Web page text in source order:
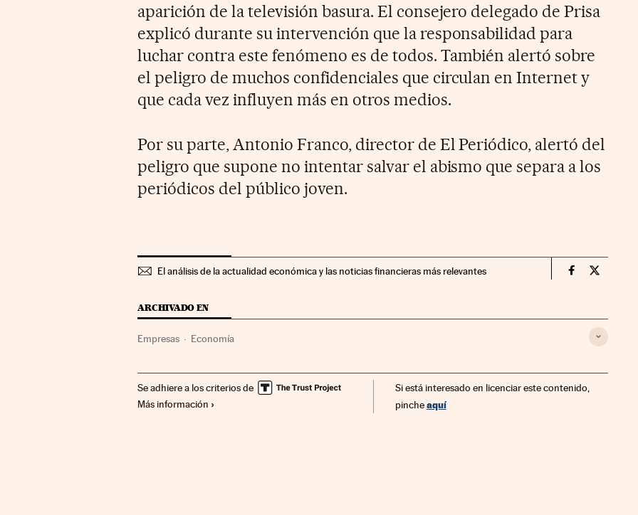
aparición de la televisión basura. El consejero delegado de Prisa
explicó durante su intervención que la responsabilidad para
luchar contra este fenómeno es de todos. También alertó sobre
el peligro de muchos confidenciales que circulan en Internet y
que cada vez influyen más en otros medios.
Por su parte, Antonio Franco, director de El Periódico, alertó del
peligro que supone no intentar salvar el abismo que separa a los
periódicos del público joven.
El análisis de la actualidad económica y las noticias financieras más relevantes Companias
ARCHIVADO EN
Empresas Economía
Se adhiere a los criterios de
Más información
Si está interesado en licenciar este contenido,
pincheaquí